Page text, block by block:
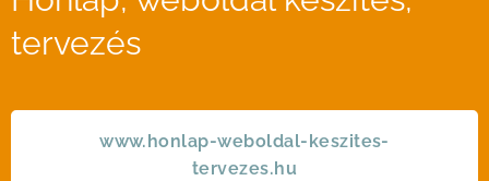
tervezés
www.honlap-weboldal-keszites-
tervezes.hu